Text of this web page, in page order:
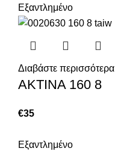
Εξαντλημένο
Διαβάστε περισσότερα
ΑΚΤΙΝΑ 160 8
€35
Εξαντλημένο